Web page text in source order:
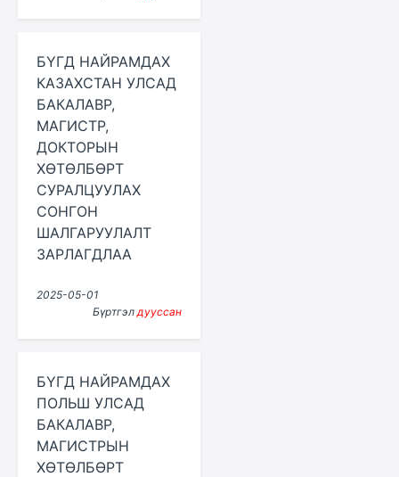
БҮГД НАЙРАМДАХ
КАЗАХСТАН УЛСАД
БАКАЛАВР,
МАГИСТР,
ДОКТОРЫН
ХӨТӨЛБӨРТ
СУРАЛЦУУЛАХ
СОНГОН
ШАЛГАРУУЛАЛТ
ЗАРЛАГДЛАА
2025-05-01
Бүртгэлдууссан
БҮГД НАЙРАМДАХ
ПОЛЬШ УЛСАД
БАКАЛАВР,
МАГИСТРЫН
ХӨТӨЛБӨРТ